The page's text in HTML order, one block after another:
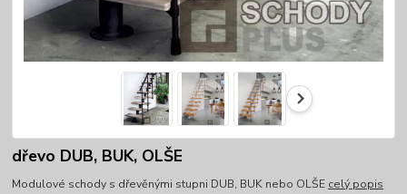
dřevo DUB, BUK, OLŠE
Modulové schody s dřevěnými stupni DUB, BUK nebo OLŠE celý popis